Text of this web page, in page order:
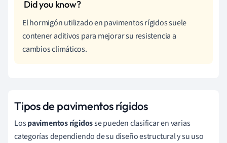
El hormigón utilizado en pavimentos rígidos suele
contener aditivos para mejorar su resistencia a
cambios climáticos.
Tipos de pavimentos rígidos
Lospavimentos rígidosse pueden clasificar en varias
categorías dependiendo de su diseño estructural y su uso